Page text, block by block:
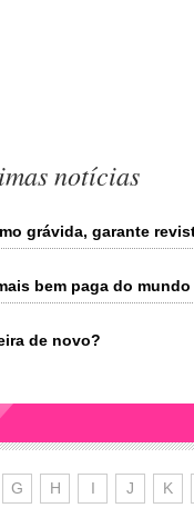
notícias
grávida, garante
bem paga do mundo
de novo?
G H I J K